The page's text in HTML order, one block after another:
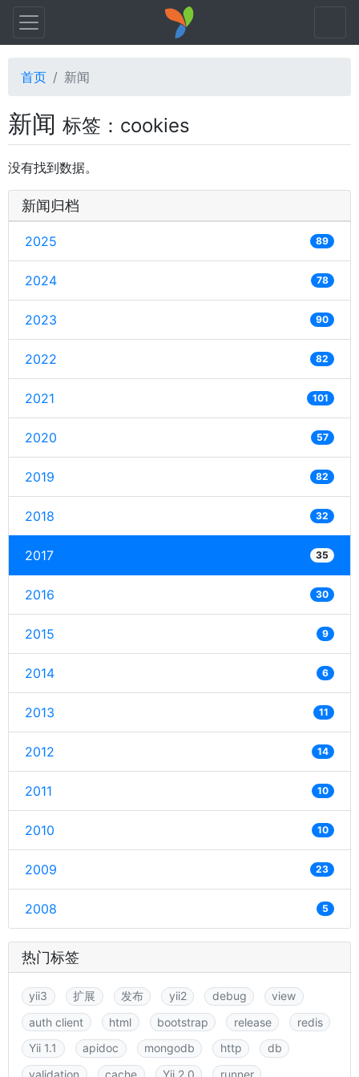
首页 新闻
新闻 标签：cookies
没有找到数据。
新闻归档
2025 89
2024 78
2023 90
2022 82
2021 101
2020 57
2019 82
2018 32
2017 35
2016 30
2015 9
2014 6
2013 11
2012 14
2011 10
2010 10
2009 23
2008 5
热门标签
yii3 扩展 发布 yii2 debug
view
auth client
html bootstrap release
redis
Yii 1.1
apidoc mongodb http
db
validation
cache Yii 2.0 runner